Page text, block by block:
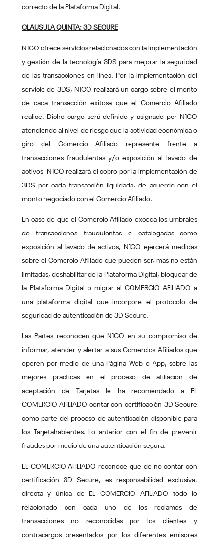
correcto de la Plataforma Digital.
CLAUSULA QUINTA: 3D SECURE
N1CO ofrece servicios relacionados con la implementación
y gestión de la tecnología 3DS para mejorar la seguridad
de las transacciones en línea. Por la implementación del
servicio de 3DS, N1CO realizará un cargo sobre el monto
de cada transacción exitosa que el Comercio Afiliado
realice. Dicho cargo será definido y asignado por N1CO
atendiendo al nivel de riesgo que la actividad económica o
giro del Comercio Afiliado represente frente a
transacciones fraudulentas y/o exposición al lavado de
activos. N1CO realizará el cobro por la implementación de
3DS por cada transacción liquidada, de acuerdo con el
monto negociado con el Comercio Afiliado.
En caso de que el Comercio Afiliado exceda los umbrales
de transacciones fraudulentas o catalogadas como
exposición al lavado de activos, N1CO ejercerá medidas
sobre el Comercio Afiliado que pueden ser, mas no están
limitadas, deshabilitar de la Plataforma Digital, bloquear de
la Plataforma Digital o migrar al COMERCIO AFILIADO a
una plataforma digital que incorpore el protocolo de
seguridad de autenticación de 3D Secure.
Las Partes reconocen que N1CO en su compromiso de
informar, atender y alertar a sus Comercios Afiliados que
operen por medio de una Página Web o App, sobre las
mejores prácticas en el proceso de afiliación de
aceptación de Tarjetas le ha recomendado a EL
COMERCIO AFILIADO contar con certificación 3D Secure
como parte del proceso de autenticación disponible para
los Tarjetahabientes. Lo anterior con el fin de prevenir
fraudes por medio de una autenticación segura.
EL COMERCIO AFILIADO reconoce que de no contar con
certificación 3D Secure, es responsabilidad exclusiva,
directa y única de EL COMERCIO AFILIADO todo lo
relacionado con cada uno de los reclamos de
transacciones no reconocidas por los clientes y
contracargos presentados por los diferentes emisores